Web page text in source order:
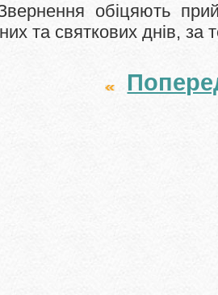
обіцяють
та святкових днів, за